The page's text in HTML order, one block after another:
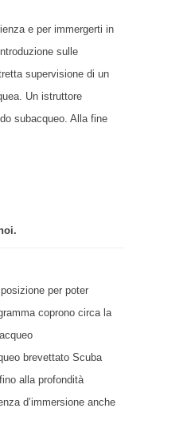
e per immergerti in
sulle
supervisione di un
Un istruttore
subacqueo. Alla fine
per poter
coprono circa la
brevettato Scuba
alla profondità
d’immersione anche